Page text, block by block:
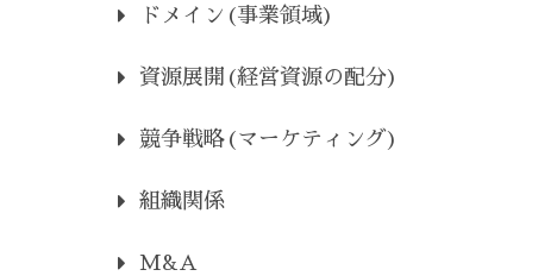
ドメイン(事業領域)
資源展開(経営資源の配分)
競争戦略(マーケティング)
組織関係
M&A